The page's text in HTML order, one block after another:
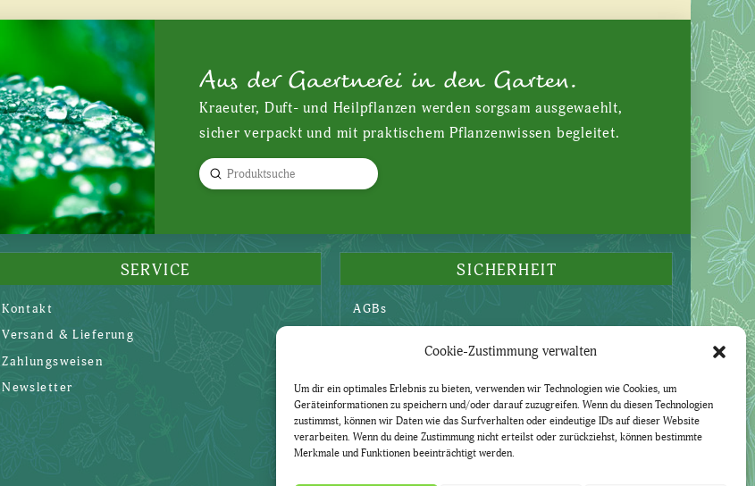
Cookie-Zustimmung verwalten
Um dir ein optimales Erlebnis zu bieten, verwenden wir Technologien wie Cookies, um
Geräteinformationen zu speichern und/oder darauf zuzugreifen. Wenn du diesen Technologien
zustimmst, können wir Daten wie das Surfverhalten oder eindeutige IDs auf dieser Website
verarbeiten. Wenn du deine Zustimmung nicht erteilst oder zurückziehst, können bestimmte
Merkmale und Funktionen beeinträchtigt werden.
Aus der Gaertnerei in den Garten.
Kraeuter, Duft- und Heilpflanzen werden sorgsam ausgewaehlt,
sicher verpackt und mit praktischem Pflanzenwissen begleitet.
Search
Submit
SERVICE
Kontakt
Versand & Lieferung
Zahlungsweisen
Newsletter
SICHERHEIT
AGBs
Impressum